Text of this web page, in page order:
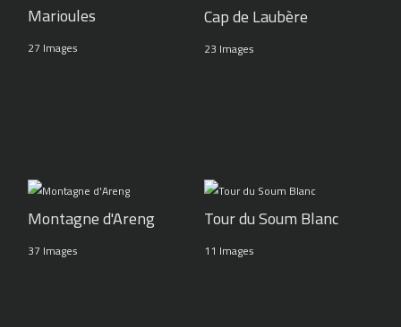
Marioules
27 Images
Cap de Laubère
23 Images
Montagne d'Areng
37 Images
Tour du Soum Blanc
11 Images